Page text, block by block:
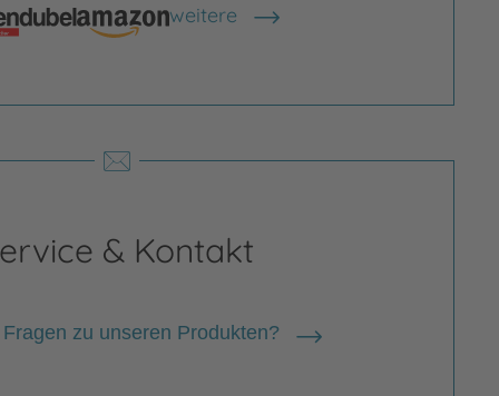
weitere
Shops anzeigen
& Kontakt
zu unseren Produkten?